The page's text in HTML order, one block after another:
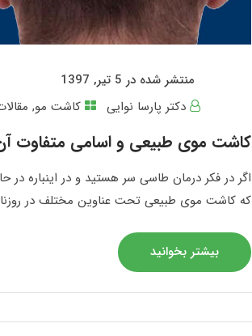
منتشر شده در 5 تیر, 1397
دکتر پارسا نوایی
کاشت مو,
کاشت موی طبیعی و اسامی متفاوت
اگر در فکر درمان طاسی سر هستید و در اینباره
که کاشت موی طبیعی تحت عناوین مختلف در
بیشتر بخوانید